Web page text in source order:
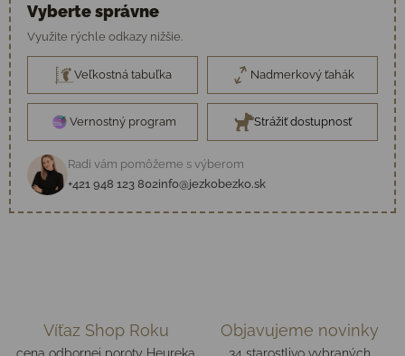
Vyberte správne
Využite rýchle odkazy nižšie.
Veľkostná tabuľka Nadmerkový ťahák
Vernostný program Strážiť dostupnosť
Radi vám pomôžeme s výberom
+421 948 123 802info@jezkobezko.sk
Víťaz Shop Roku Objavujeme novinky